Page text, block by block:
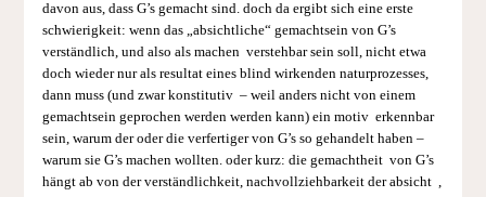
davon aus, dass G’s gemacht sind. doch da ergibt sich eine erste
schwierigkeit: wenn das „absichtliche“ gemachtsein von G’s
verständlich, und also als machen verstehbar sein soll, nicht etwa
doch wieder nur als resultat eines blind wirkenden naturprozesses,
dann muss (und zwar konstitutiv – weil anders nicht von einem
gemachtsein geprochen werden werden kann) ein motiv erkennbar
sein, warum der oder die verfertiger von G’s so gehandelt haben –
warum sie G’s machen wollten. oder kurz: die gemachtheit von G’s
hängt ab von der verständlichkeit, nachvollziehbarkeit der absicht ,